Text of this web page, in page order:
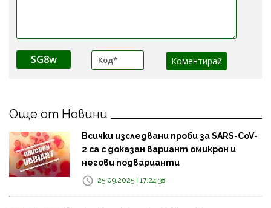
SG8w
Още от Новини
Всички изследвани проби за SARS-CoV-
2 са с доказан вариант омикрон и
негови подварианти
25.09.2025 | 17:24:38